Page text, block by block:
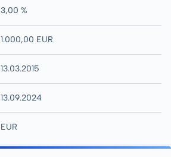
3,00 %
1.000,00 EUR
13.03.2015
13.09.2024
EUR